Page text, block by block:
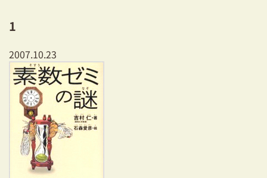
建て替えをお考えの方
耐震対策も安心の家づくり
リフォーム・リノベーションをお考えの方
1
2007.10.23